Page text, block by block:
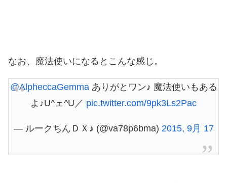
なお、魔法使いになるとこんな感じ。
@AlpheccaGemmaありがとワン♪ 魔法使いもある
よ♪U^ェ^U／ pic.twitter.com/9pk3Ls2Pac
— ルークちんＤＸ♪ (@va78p6bma) 2015, 9月 17